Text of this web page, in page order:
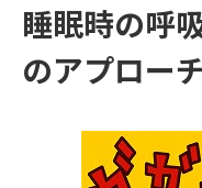
大学・短大の資料種類
総合型選抜・学校推薦型選抜
集要項＆願書
睡眠時の呼
のアプロー